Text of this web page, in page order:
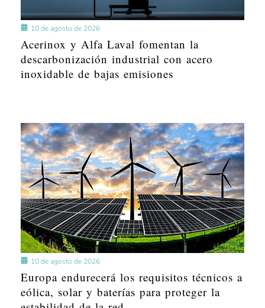
10 de agosto de 2026
Acerinox y Alfa Laval fomentan la
descarbonización industrial con acero
inoxidable de bajas emisiones
10 de agosto de 2026
Europa endurecerá los requisitos técnicos a
eólica, solar y baterías para proteger la